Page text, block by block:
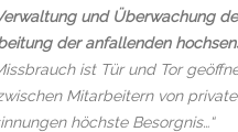
und Überwachung
der anfallenden
ist Tür und Tor
Mitarbeitern von
höchste Besorgnis…“